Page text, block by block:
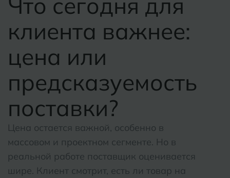
клиента важнее:
цена или
предсказуемость
поставки?
Цена остается важной, особенно в
массовом и проектном сегменте. Но в
реальной работе поставщик оценивается
шире. Клиент смотрит, есть ли товар на